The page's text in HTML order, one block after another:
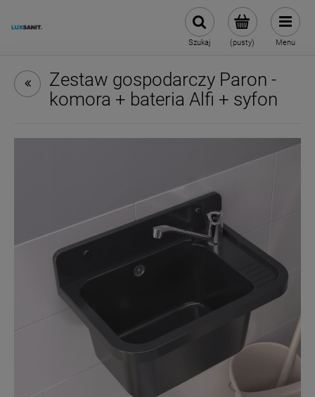
(pusty)
Szukaj Menu
Zestaw gospodarczy Paron -
komora + bateria Alfi + syfon